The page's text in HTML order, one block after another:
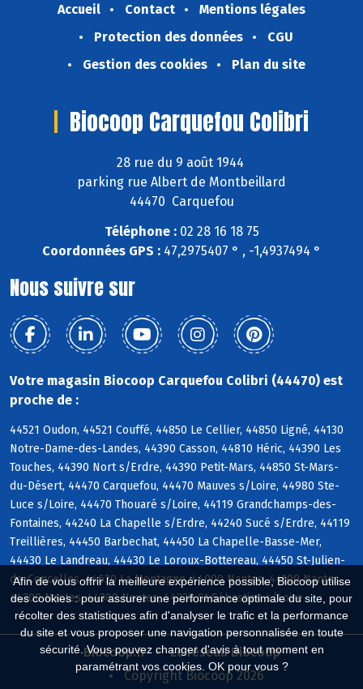
Afin de vous offrir la meilleure expérience possible, Biocoop utilise
des cookies : pour assurer une performance optimale du site, pour
récolter des statistiques afin d'analyser le trafic et la performance
du site et vous proposer une navigation personnalisée en toute
sécurité. Vous pouvez changer d'avis à tout moment en
paramétrant vos cookies. OK pour vous ?
Accueil Contact
Mentions légales
Protection des données
CGU
Gestion des cookies
Plan du site
Biocoop Carquefou Colibri
28 rue du 9 août 1944
parking rue Albert de Montbeillard
44470 Carquefou
Téléphone :02 28 16 18 75
Coordonnées GPS : 47,2975407 ° , -1,4937494 °
Nous suivre sur
Votre magasin Biocoop Carquefou Colibri (44470) est
proche de :
44521 Oudon, 44521 Couffé, 44850 Le Cellier, 44850 Ligné, 44130
Notre-Dame-des-Landes, 44390 Casson, 44810 Héric, 44390 Les
Touches, 44390 Nort s/Erdre, 44390 Petit-Mars, 44850 St-Mars-
du-Désert, 44470 Carquefou, 44470 Mauves s/Loire, 44980 Ste-
Luce s/Loire, 44470 Thouaré s/Loire, 44119 Grandchamps-des-
Fontaines, 44240 La Chapelle s/Erdre, 44240 Sucé s/Erdre, 44119
Treillières, 44450 Barbechat, 44450 La Chapelle-Basse-Mer,
44430 Le Landreau, 44430 Le Loroux-Bottereau, 44450 St-Julien-
de-Concelles, 44620 La Montagne, 44000 Nantes, 44100 Nantes,
44200 Nantes, 44300 Nantes, 44230 St-Sébastien s/Loire
Biocoop.fr
Le réseau Biocoop
Copyright Biocoop 2026